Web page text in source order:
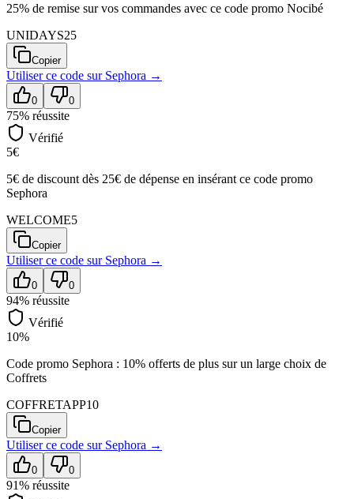
25% de remise sur vos commandes avec ce code promo Nocibé
UNIDAYS25
Copier
Utiliser ce code sur Sephora →
0 0
75% réussite
Vérifié
5€
5€ de discount dès 25€ de dépense en insérant ce code promo
Sephora
WELCOME5
Copier
Utiliser ce code sur Sephora →
0 0
94% réussite
Vérifié
10%
Code promo Sephora : 10% offerts de plus sur un large choix de
Coffrets
COFFRETAPP10
Copier
Utiliser ce code sur Sephora →
0 0
91% réussite